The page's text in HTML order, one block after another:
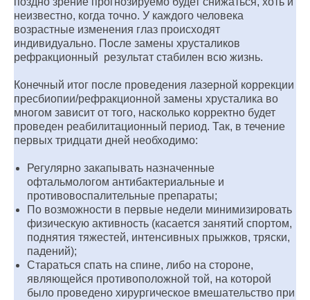
неизвестно, когда точно. У каждого человека
возрастные изменения глаз происходят
индивидуально. После замены хрусталиков
рефракционный результат стабилен всю жизнь.
Конечный итог после проведения лазерной коррекции
пресбиопии/рефракционной замены хрусталика во
многом зависит от того, насколько корректно будет
проведен реабилитационный период. Так, в течение
первых тридцати дней необходимо:
Регулярно закапывать назначенные
офтальмологом антибактериальные и
противовоспалительные препараты;
По возможности в первые недели минимизировать
физическую активность (касается занятий спортом,
поднятия тяжестей, интенсивных прыжков, тряски,
падений);
Стараться спать на спине, либо на стороне,
являющейся противоположной той, на которой
было проведено хирургическое вмешательство при